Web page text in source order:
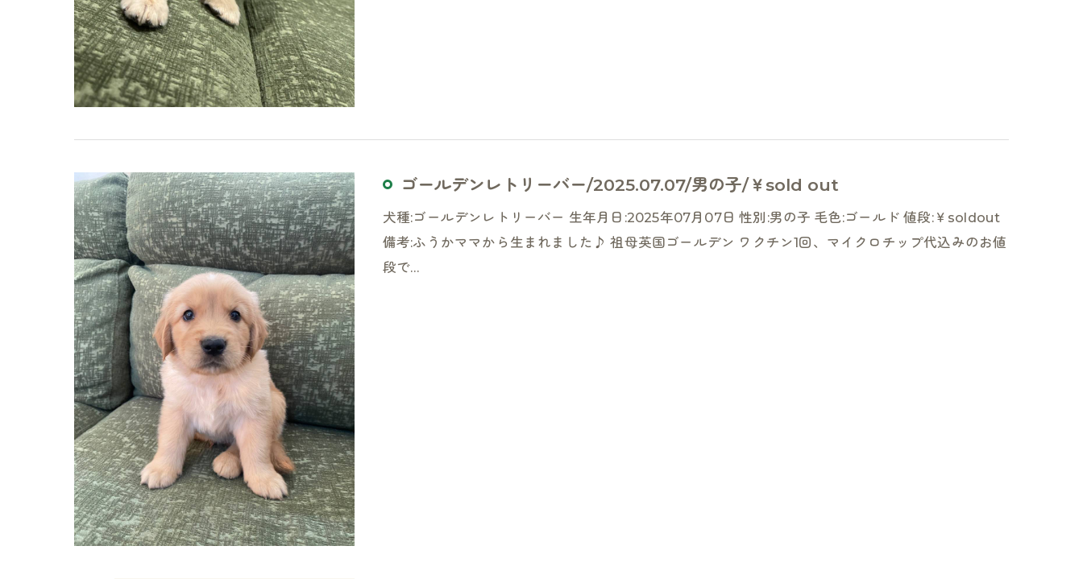
ゴールデンレトリーバー/2025.07.07/男の子/￥sold out
犬種:ゴールデンレトリーバー 生年月日:2025年07月07日 性別:男の子 毛色:ゴールド 値段:￥soldout
備考:ふうかママから生まれました♪ 祖母英国ゴールデン ワクチン1回、マイクロチップ代込みのお値
段で…